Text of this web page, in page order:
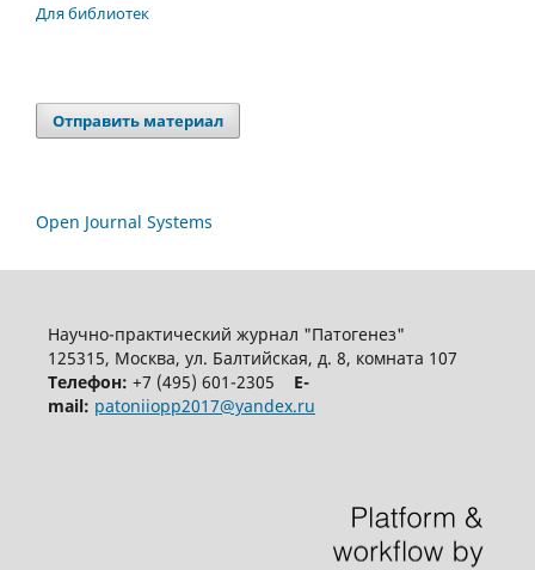
Для библиотек
Отправить материал
Open Journal Systems
Научно-практический журнал "Патогенез"
125315, Москва, ул. Балтийская, д. 8, комната 107
Телефон: +7 (495) 601-2305 E-
mail: patoniiopp2017@yandex.ru